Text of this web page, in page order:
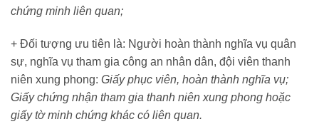
chứng minh liên quan;
+ Đối tượng ưu tiên là: Người hoàn thành nghĩa vụ quân
sự, nghĩa vụ tham gia công an nhân dân, đội viên thanh
niên xung phong: Giấy phục viên, hoàn thành nghĩa vụ;
Giấy chứng nhận tham gia thanh niên xung phong hoặc
giấy tờ minh chứng khác có liên quan.